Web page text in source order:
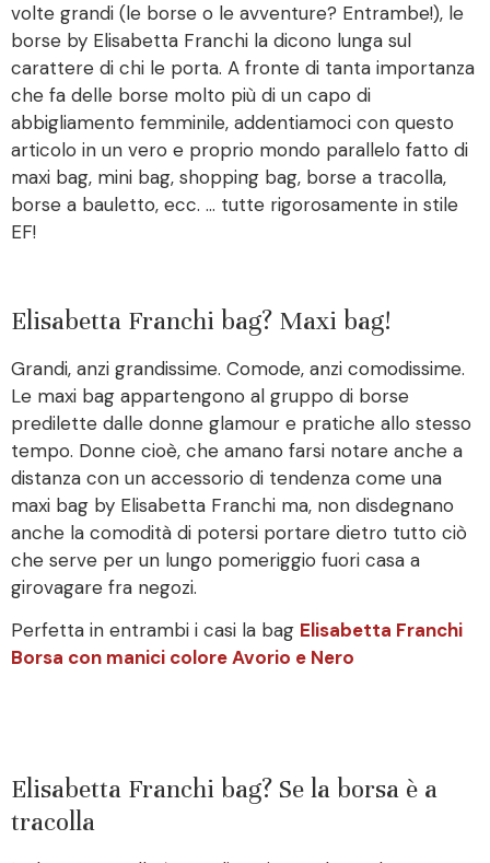
volte grandi (le borse o le avventure? Entrambe!), le
borse by Elisabetta Franchi la dicono lunga sul
carattere di chi le porta. A fronte di tanta importanza
che fa delle borse molto più di un capo di
abbigliamento femminile, addentiamoci con questo
articolo in un vero e proprio mondo parallelo fatto di
maxi bag, mini bag, shopping bag, borse a tracolla,
borse a bauletto, ecc. … tutte rigorosamente in stile
EF!
Elisabetta Franchi bag? Maxi bag!
Grandi, anzi grandissime. Comode, anzi comodissime.
Le maxi bag appartengono al gruppo di borse
predilette dalle donne glamour e pratiche allo stesso
tempo. Donne cioè, che amano farsi notare anche a
distanza con un accessorio di tendenza come una
maxi bag by Elisabetta Franchi ma, non disdegnano
anche la comodità di potersi portare dietro tutto ciò
che serve per un lungo pomeriggio fuori casa a
girovagare fra negozi.
Perfetta in entrambi i casi la bag Elisabetta Franchi
Borsa con manici colore Avorio e Nero
Elisabetta Franchi bag? Se la borsa è a
tracolla